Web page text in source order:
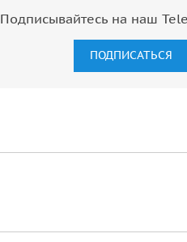
Подписывайтесь на наш
ПОДПИСАТЬСЯ